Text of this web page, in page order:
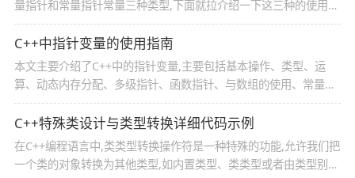
量指针和常量指针常量三种类型,下面就拉介绍一下这三种的使用与
区别,具有一定的参考价值,感兴趣的可以了解一下
C++中指针变量的使用指南
本文主要介绍了C++中的指针变量,主要包括基本操作、类型、运
算、动态内存分配、多级指针、函数指针、与数组的使用、常量指
针以及智能指针等,感兴趣的可以了解一下
C++特殊类设计与类型转换详细代码示例
在C++编程语言中,类类型转换操作符是一种特殊的功能,允许我们把
一个类的对象转换为其他类型,如内置类型、类类型或者由类型别名